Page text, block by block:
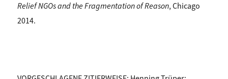
Relief NGOs and the Fragmentation of Reason, Chicago
2014.